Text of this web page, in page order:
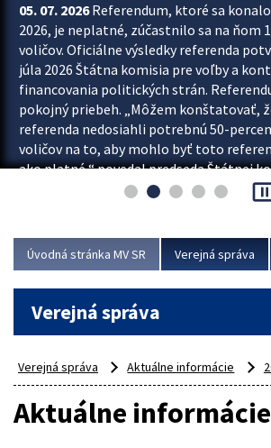
05. 07. 2026Referendum, ktoré sa
2026, je neplatné, zúčastnilo sa na ňom
voličov. Oficiálne výsledky referenda
júla 2026 Štátna komisia pre voľby a
financovania politických strán.
pokojný priebeh. „Môžem konštatovať,
referenda nedosiahli potrebnú 50-
voličov na to, aby mohlo byť toto
ako platné,“ povedal predseda Štátnej
a kontrolu financovania politických...
Úvodná stránka MV SR Verejná správa
Verejná správa
Verejná správa Aktuálne informácie
Aktuálne informácie